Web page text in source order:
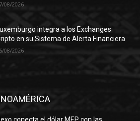
08/2026
integra a los Exchanges
en su Sistema de Alerta Financiera
08/2026
conecta el dólar MEP con las